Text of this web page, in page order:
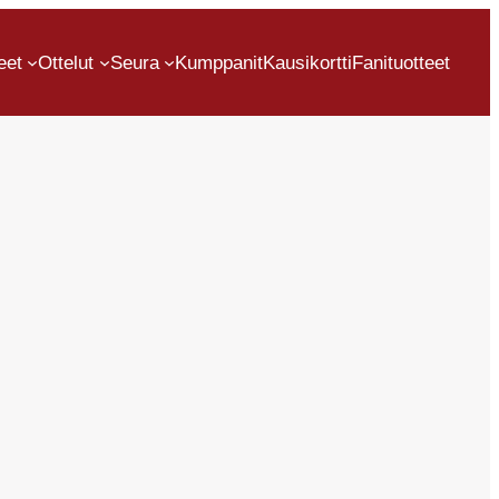
Ottelut Seura KumppanitKausikorttiFanituotteet